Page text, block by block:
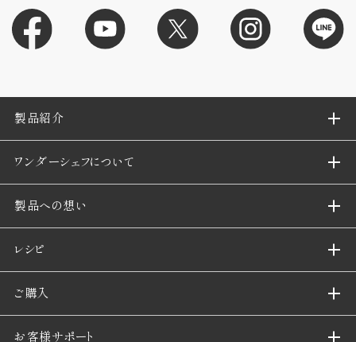
製品紹介
ワンダーシェフについて
製品への想い
レシピ
ご購入
お客様サポート